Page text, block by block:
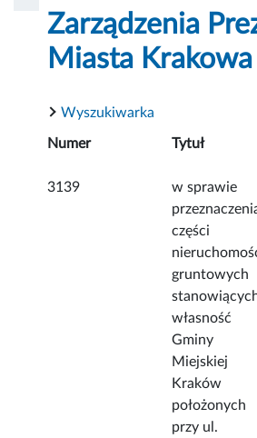
Zarządzenia
Miasta Krakowa
Wyszukiwarka
Numer Tytuł
3139
w sprawie
części
gruntowych
własność
Gminy
Miejskiej
Kraków
położonych
przy ul.